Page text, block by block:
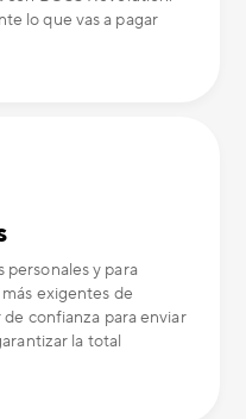
lo que vas a pagar
personales y para
exigentes de
confianza para enviar
la total